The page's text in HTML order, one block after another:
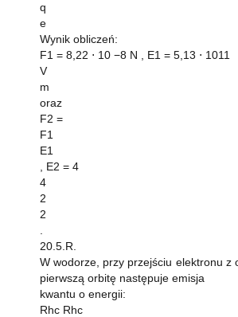
q
e
Wynik obliczeń:
F1 = 8,22 ⋅ 10 −8 N , E1 = 5,13 ⋅ 1011
V
m
oraz
F2 =
F1
E1
, E2 = 4
4
2
2
20.5.R.
W wodorze, przy przejściu elektronu z
pierwszą orbitę następuje emisja
kwantu o energii:
Rhc Rhc